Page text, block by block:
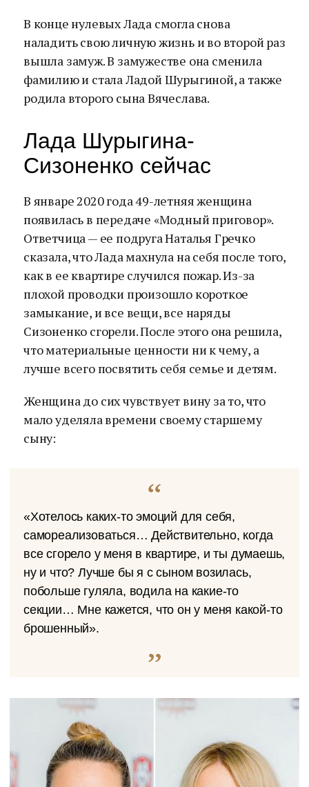
В конце нулевых Лада смогла снова
наладить свою личную жизнь и во второй раз
вышла замуж. В замужестве она сменила
фамилию и стала Ладой Шурыгиной, а также
родила второго сына Вячеслава.
Лада Шурыгина-
Сизоненко сейчас
В январе 2020 года 49-летняя женщина
появилась в передаче «Модный приговор».
Ответчица — ее подруга Наталья Гречко
сказала, что Лада махнула на себя после того,
как в ее квартире случился пожар. Из-за
плохой проводки произошло короткое
замыкание, и все вещи, все наряды
Сизоненко сгорели. После этого она решила,
что материальные ценности ни к чему, а
лучше всего посвятить себя семье и детям.
Женщина до сих чувствует вину за то, что
мало уделяла времени своему старшему
сыну:
«Хотелось каких-то эмоций для себя,
самореализоваться… Действительно, когда
все сгорело у меня в квартире, и ты думаешь,
ну и что? Лучше бы я с сыном возилась,
побольше гуляла, водила на какие-то
секции… Мне кажется, что он у меня какой-то
брошенный».